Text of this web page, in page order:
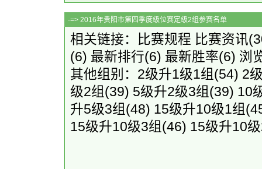
-=> 2016年贵阳市第四季度
相关链接： 比赛规程 比赛资讯
(6) 最新排行(6) 最新胜率(6) 浏
其他组别： 2级升1级1组(54) 2
级2组(39) 5级升2级3组(39) 10
升5级3组(48) 15级升10级1组
15级升10级3组(46) 15级升10